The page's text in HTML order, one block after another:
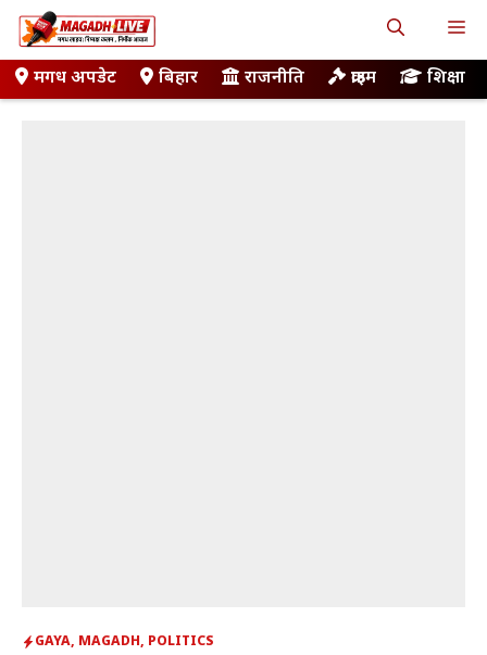
Skip
to
contentमगध अपडेट बिहार राजनीति क्राइम शिक्षा
GAYA, MAGADH, POLITICS